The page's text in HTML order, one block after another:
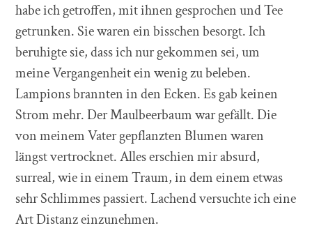
habe ich getroffen, mit ihnen gesprochen und Tee
getrunken. Sie waren ein bisschen besorgt. Ich
beruhigte sie, dass ich nur gekommen sei, um
meine Vergangenheit ein wenig zu beleben.
Lampions brannten in den Ecken. Es gab keinen
Strom mehr. Der Maulbeerbaum war gefällt. Die
von meinem Vater gepflanzten Blumen waren
längst vertrocknet. Alles erschien mir absurd,
surreal, wie in einem Traum, in dem einem etwas
sehr Schlimmes passiert. Lachend versuchte ich eine
Art Distanz einzunehmen.